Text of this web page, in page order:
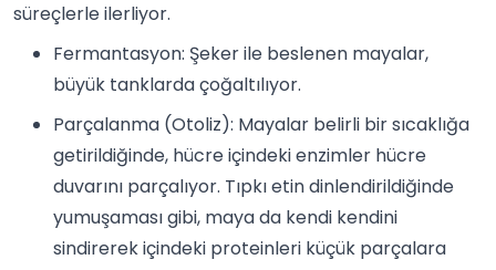
süreçlerle ilerliyor.
Fermantasyon: Şeker ile beslenen mayalar,
büyük tanklarda çoğaltılıyor.
Parçalanma (Otoliz): Mayalar belirli bir sıcaklığa
getirildiğinde, hücre içindeki enzimler hücre
duvarını parçalıyor. Tıpkı etin dinlendirildiğinde
yumuşaması gibi, maya da kendi kendini
sindirerek içindeki proteinleri küçük parçalara